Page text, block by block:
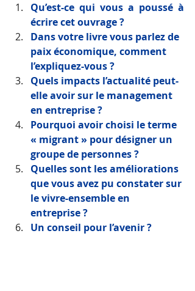
Qu’est-ce qui vous a poussé à
écrire cet ouvrage ?
Dans votre livre vous parlez de
paix économique, comment
l’expliquez-vous ?
Quels impacts l’actualité peut-
elle avoir sur le management
en entreprise ?
Pourquoi avoir choisi le terme
« migrant » pour désigner un
groupe de personnes ?
Quelles sont les améliorations
que vous avez pu constater sur
le vivre-ensemble en
entreprise ?
Un conseil pour l’avenir ?